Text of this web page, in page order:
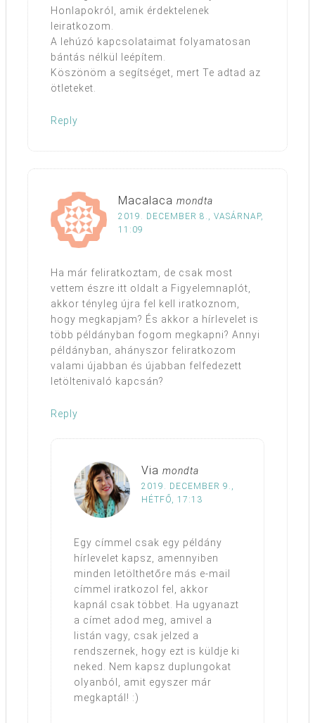
Honlapokról, amik érdektelenek
leiratkozom.
A lehúzó kapcsolataimat folyamatosan
bántás nélkül leépítem.
Köszönöm a segítséget, mert Te adtad az
ötleteket.
Reply
Macalaca mondta
2019. DECEMBER 8., VASÁRNAP,
11:09
Ha már feliratkoztam, de csak most
vettem észre itt oldalt a Figyelemnaplót,
akkor tényleg újra fel kell iratkoznom,
hogy megkapjam? És akkor a hírlevelet is
több példányban fogom megkapni? Annyi
példányban, ahányszor feliratkozom
valami újabban és újabban felfedezett
letöltenivaló kapcsán?
Reply
Via mondta
2019. DECEMBER 9.,
HÉTFŐ, 17:13
Egy címmel csak egy példány
hírlevelet kapsz, amennyiben
minden letölthetőre más e-mail
címmel iratkozol fel, akkor
kapnál csak többet. Ha ugyanazt
a címet adod meg, amivel a
listán vagy, csak jelzed a
rendszernek, hogy ezt is küldje ki
neked. Nem kapsz duplungokat
olyanból, amit egyszer már
megkaptál! :)